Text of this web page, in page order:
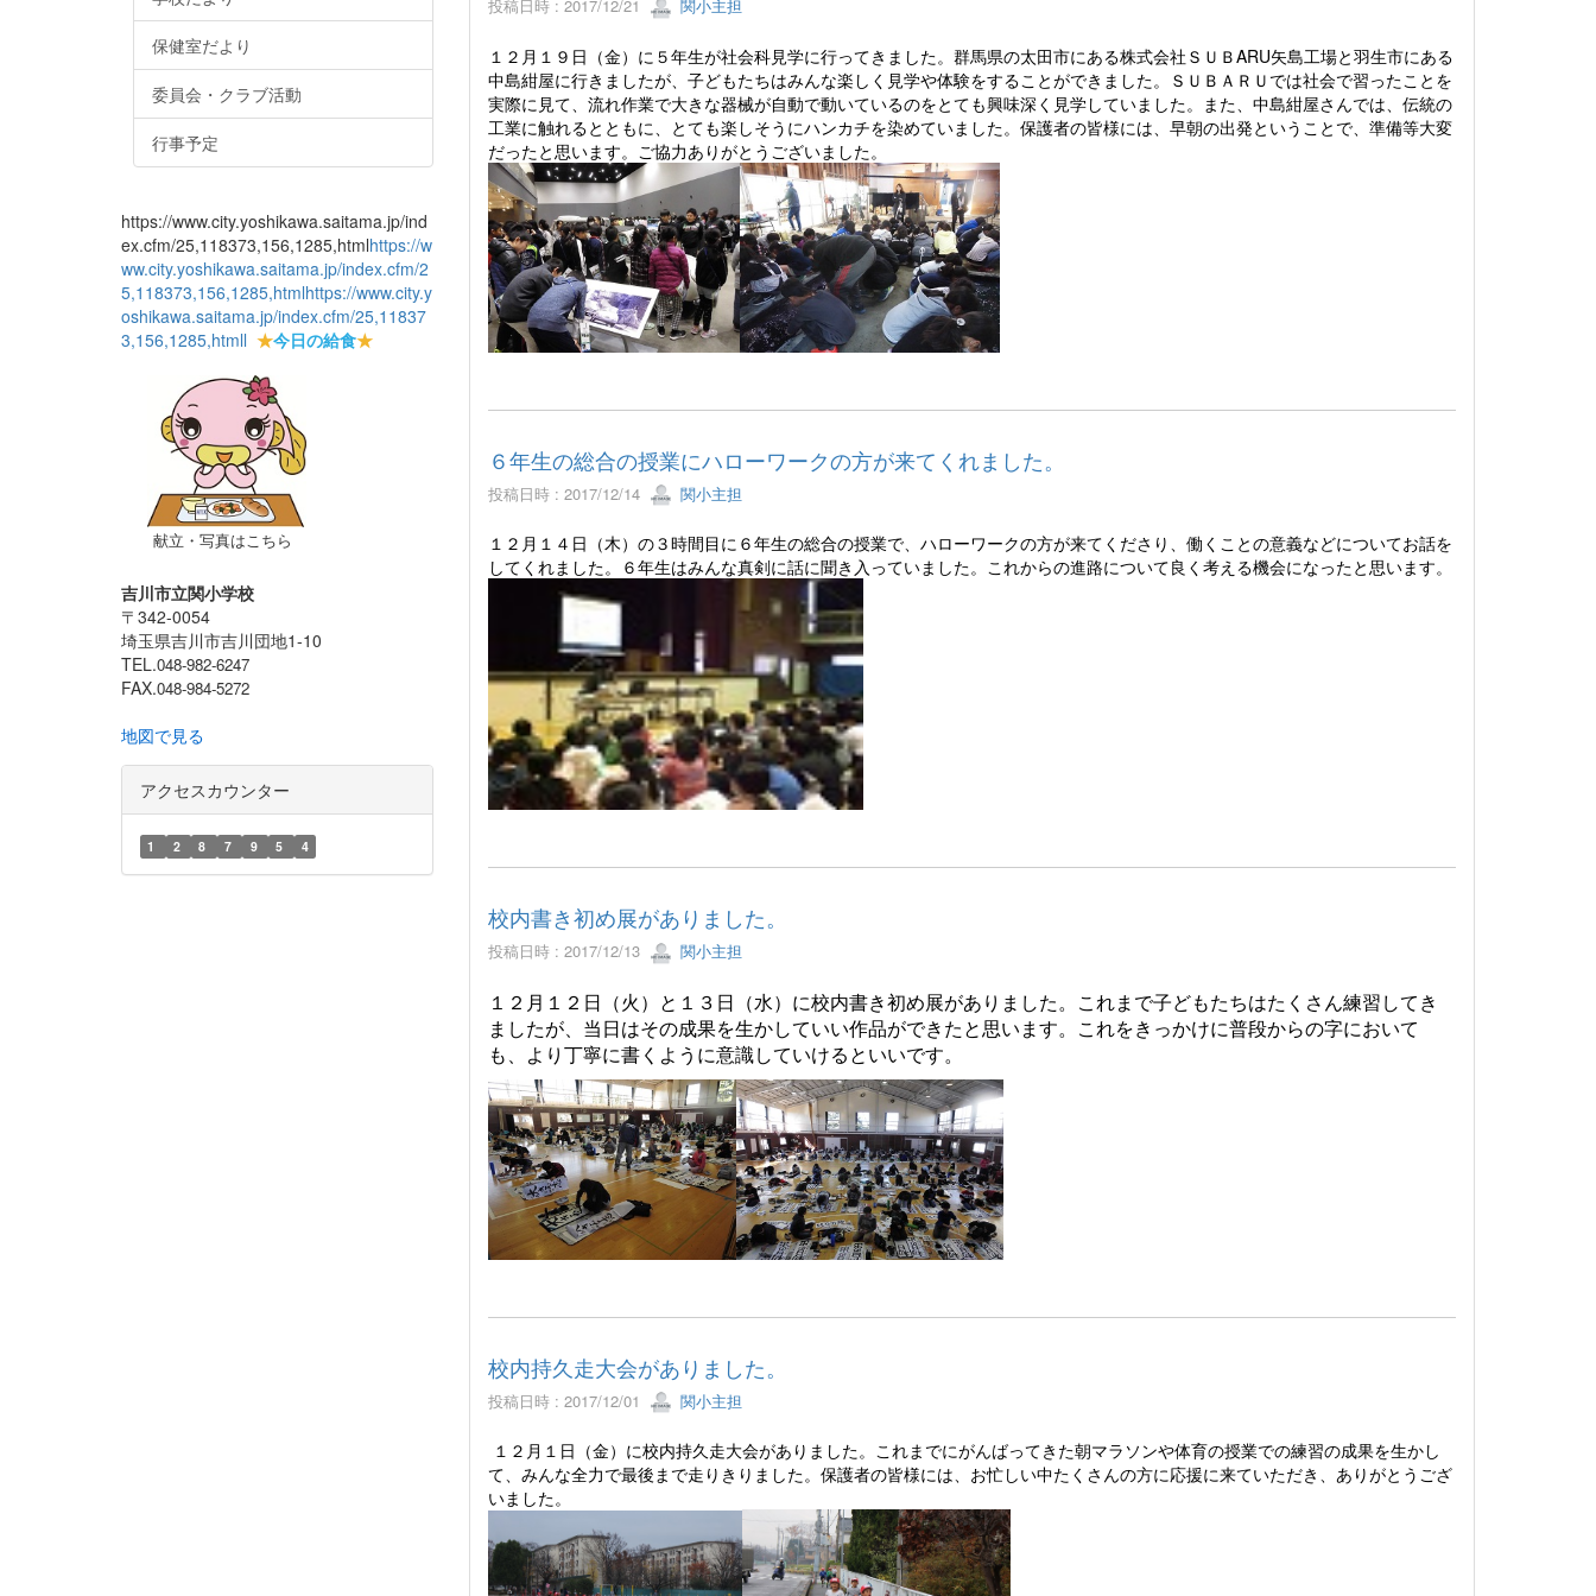
投稿日時 : 2017/12/21 関小主担
１２月１９日（金）に５年生が社会科見学に行ってきました。群馬県の太田市にある株式会社ＳＵＢARU矢島工場と羽生市にある
中島紺屋に行きましたが、子どもたちはみんな楽しく見学や体験をすることができました。ＳＵＢＡＲＵでは社会で習ったことを
実際に見て、流れ作業で大きな器械が自動で動いているのをとても興味深く見学していました。また、中島紺屋さんでは、伝統の
工業に触れるとともに、とても楽しそうにハンカチを染めていました。保護者の皆様には、早朝の出発ということで、準備等大変
だったと思います。ご協力ありがとうございました。
６年生の総合の授業にハローワークの方が来てくれました。
投稿日時 : 2017/12/14 関小主担
１２月１４日（木）の３時間目に６年生の総合の授業で、ハローワークの方が来てくださり、働くことの意義などについてお話を
してくれました。６年生はみんな真剣に話に聞き入っていました。これからの進路について良く考える機会になったと思います。
校内書き初め展がありました。
投稿日時 : 2017/12/13 関小主担
１２月１２日（火）と１３日（水）に校内書き初め展がありました。これまで子どもたちはたくさん練習してき
ましたが、当日はその成果を生かしていい作品ができたと思います。これをきっかけに普段からの字において
も、より丁寧に書くように意識していけるといいです。
校内持久走大会がありました。
投稿日時 : 2017/12/01 関小主担
１２月１日（金）に校内持久走大会がありました。これまでにがんばってきた朝マラソンや体育の授業での練習の成果を生かし
て、みんな全力で最後まで走りきりました。保護者の皆様には、お忙しい中たくさんの方に応援に来ていただき、ありがとうござ
いました。
保健室だより
委員会・クラブ活動
行事予定
https://www.city.yoshikawa.saitama.jp/ind
ex.cfm/25,118373,156,1285,htmlhttps://w
ww.city.yoshikawa.saitama.jp/index.cfm/2
5,118373,156,1285,htmlhttps://www.city.y
oshikawa.saitama.jp/index.cfm/25,11837
3,156,1285,htmll ★今日の給食★
献立・写真はこちら
吉川市立関小学校
〒342-0054
埼玉県吉川市吉川団地1-10
TEL.048-982-6247
FAX.048-984-5272
地図で見る
アクセスカウンター
1 2 8 7 9 5 4